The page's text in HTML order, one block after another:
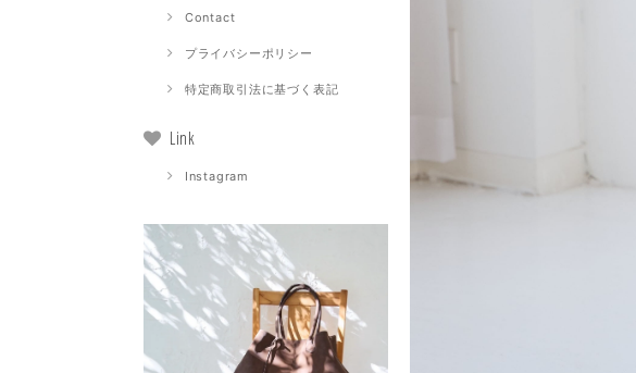
Contact
プライバシーポリシー
特定商取引法に基づく表記
Link
Instagram